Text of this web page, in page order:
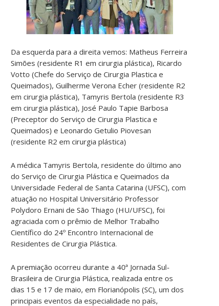
Da esquerda para a direita vemos: Matheus Ferreira
Simões (residente R1 em cirurgia plástica), Ricardo
Votto (Chefe do Serviço de Cirurgia Plastica e
Queimados), Guilherme Verona Echer (residente R2
em cirurgia plástica), Tamyris Bertola (residente R3
em cirurgia plástica), José Paulo Tapie Barbosa
(Preceptor do Serviço de Cirurgia Plastica e
Queimados) e Leonardo Getulio Piovesan
(residente R2 em cirurgia plástica)
A médica Tamyris Bertola, residente do último ano
do Serviço de Cirurgia Plástica e Queimados da
Universidade Federal de Santa Catarina (UFSC), com
atuação no Hospital Universitário Professor
Polydoro Ernani de São Thiago (HU/UFSC), foi
agraciada com o prêmio de Melhor Trabalho
Científico do 24º Encontro Internacional de
Residentes de Cirurgia Plástica.
A premiação ocorreu durante a 40ª Jornada Sul-
Brasileira de Cirurgia Plástica, realizada entre os
dias 15 e 17 de maio, em Florianópolis (SC), um dos
principais eventos da especialidade no país,